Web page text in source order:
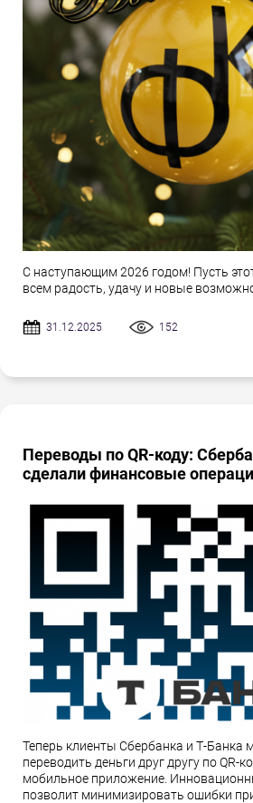
С наступающим 2026 годом! Пусть
всем радость, удачу и новые
31.12.2025 152
Переводы по QR-коду:
сделали финансовые
Теперь клиенты Сбербанка и Т-Банка
переводить деньги друг другу по QR-
мобильное приложение.
позволит минимизировать ошибки